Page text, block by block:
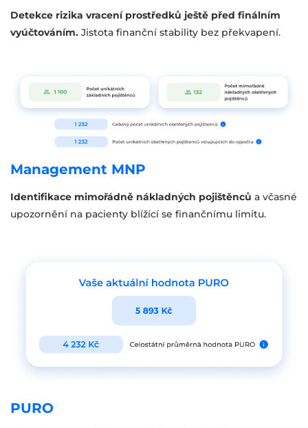
Detekce rizika vracení prostředků ještě před finálním
vyúčtováním. Jistota finanční stability bez překvapení.
Management MNP
Identifikace mimořádně nákladných pojištěnců a včasné
upozornění na pacienty blížící se finančnímu limitu.
PURO